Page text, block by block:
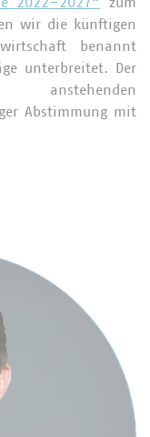
wir die künftigen
benannt
unterbreitet. Der
Abstimmung mit